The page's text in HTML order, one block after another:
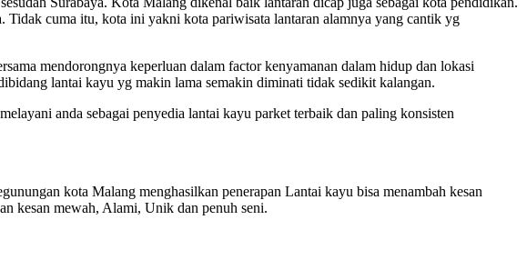
cuma itu, kota ini yakni kota pariwisata lantaran alamnya yang cantik yg
mendorongnya keperluan dalam factor kenyamanan dalam hidup dan lokasi
lantai kayu yg makin lama semakin diminati tidak sedikit kalangan.
anda sebagai penyedia lantai kayu parket terbaik dan paling konsisten
kota Malang menghasilkan penerapan Lantai kayu bisa menambah kesan
kesan mewah, Alami, Unik dan penuh seni.